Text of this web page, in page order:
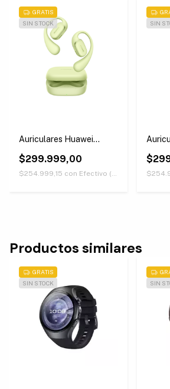
SIN STOCK
GRATIS
Auriculares Huawei
$299.999,00
$254.999,15 con Efectivo (Únicamente retirando en nuestras sucursales)
SIN
White
Productos similares
SIN STOCK
GRATIS
SIN